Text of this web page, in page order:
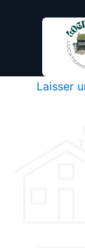
logo1
Laisser